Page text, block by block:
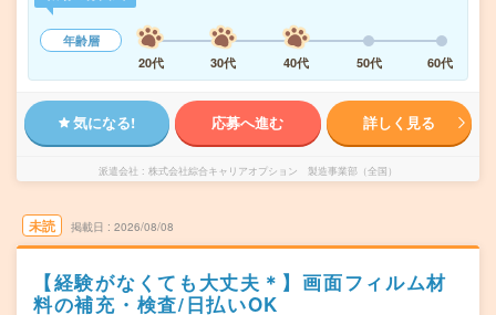
年齢層
20代
30代 40代 50代 60代
気になる! 応募へ進む 詳しく見る
派遣会社 株式会社綜合キャリアオプション 製造事業部（全国）
未読 掲載日 2026/08/08
【経験がなくても大丈夫＊】画面フィルム材
料の補充・検査/日払いOK